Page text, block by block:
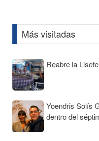
Más visitadas
Reabre la
Yoendris Solís
dentro del